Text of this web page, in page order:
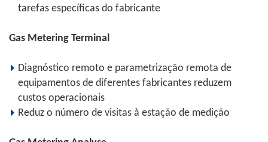
tarefas específicas do fabricante
Gas Metering Terminal
Diagnóstico remoto e parametrização remota de
equipamentos de diferentes fabricantes reduzem
custos operacionais
Reduz o número de visitas à estação de medição